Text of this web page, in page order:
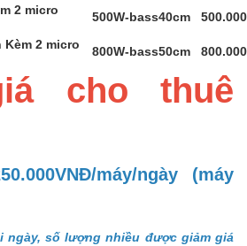
2 micro
500W-bass40cm
2 micro
800W-bass50cm
cho thuê
máy/ngày (máy
ngày, số lượng nhiều được giảm giá